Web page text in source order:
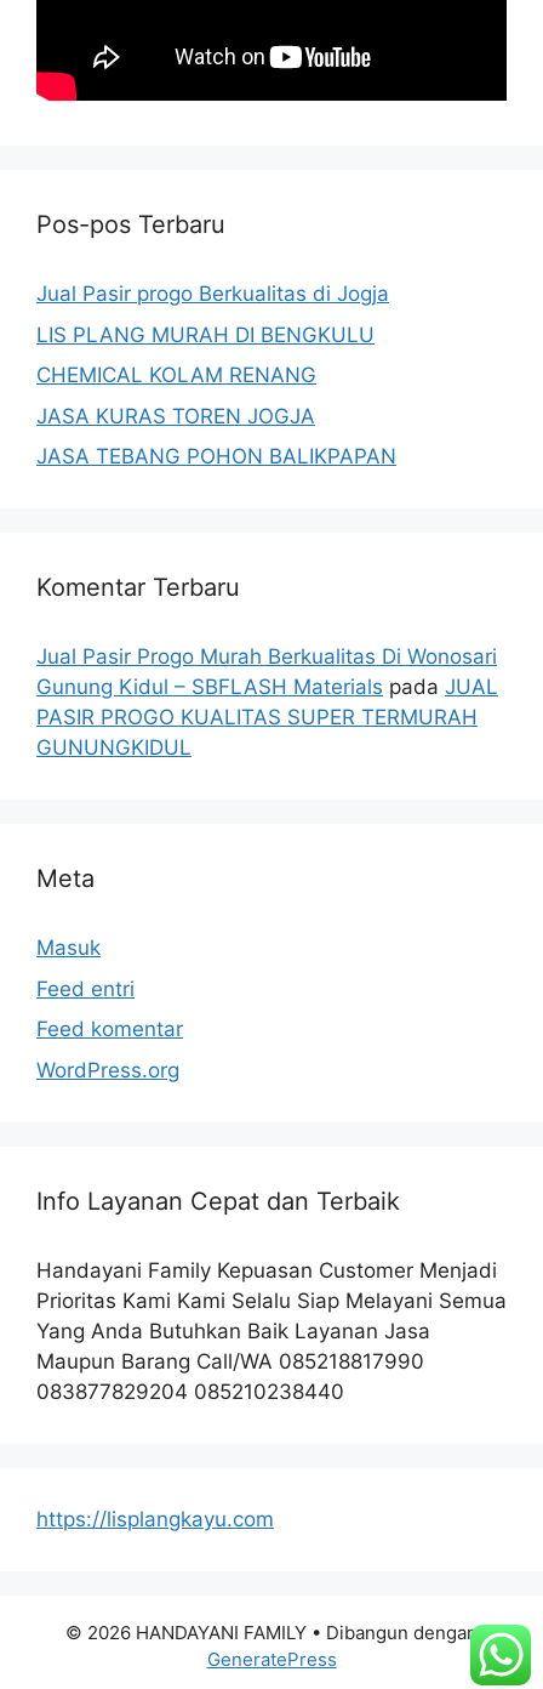
Pos-pos Terbaru
Jual Pasir progo Berkualitas di Jogja
LIS PLANG MURAH DI BENGKULU
CHEMICAL KOLAM RENANG
JASA KURAS TOREN JOGJA
JASA TEBANG POHON BALIKPAPAN
Komentar Terbaru
Jual Pasir Progo Murah Berkualitas Di Wonosari
Gunung Kidul – SBFLASH Materials pada JUAL
PASIR PROGO KUALITAS SUPER TERMURAH
GUNUNGKIDUL
Meta
Masuk
Feed entri
Feed komentar
WordPress.org
Info Layanan Cepat dan Terbaik
Handayani Family Kepuasan Customer Menjadi
Prioritas Kami Kami Selalu Siap Melayani Semua
Yang Anda Butuhkan Baik Layanan Jasa
Maupun Barang Call/WA 085218817990
083877829204 085210238440
https://lisplangkayu.com
© 2026 HANDAYANI FAMILY • Dibangun dengan
GeneratePress